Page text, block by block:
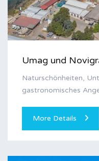
Umag und
Naturschönheiten,
gastronomisches
More Details